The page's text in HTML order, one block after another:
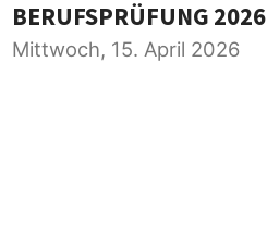
BERUFSPRÜFUNG 2026
Mittwoch, 15. April 2026